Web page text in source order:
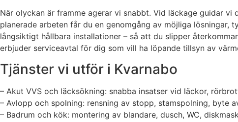
När olyckan är framme agerar vi snabbt. Vid läckage guidar
planerade arbeten får du en genomgång av möjliga
långsiktigt hållbara installationer – så att du slipper
erbjuder serviceavtal för dig som vill ha löpande tillsyn av
Tjänster vi utför i Kvarnabo
– Akut VVS och läcksökning: snabba insatser vid läckor,
– Avlopp och spolning: rensning av stopp, stamspolning, byte
– Badrum och kök: montering av blandare, dusch, WC,